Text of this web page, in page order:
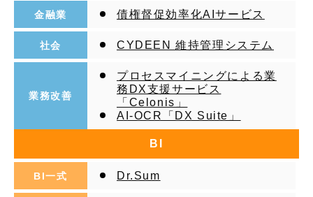
金融業 債権督促効率化AIサービス
社会 CYDEEN 維持管理システム
業務改善
プロセスマイニングによる業
務DX支援サービス
「Celonis」
AI-OCR「DX Suite」
BI
BI一式 Dr.Sum